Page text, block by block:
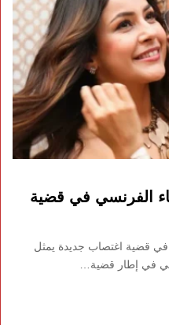
الفرنسي في قضية
قضية اغتصاب جديدة يمثل
في إطار قضية…